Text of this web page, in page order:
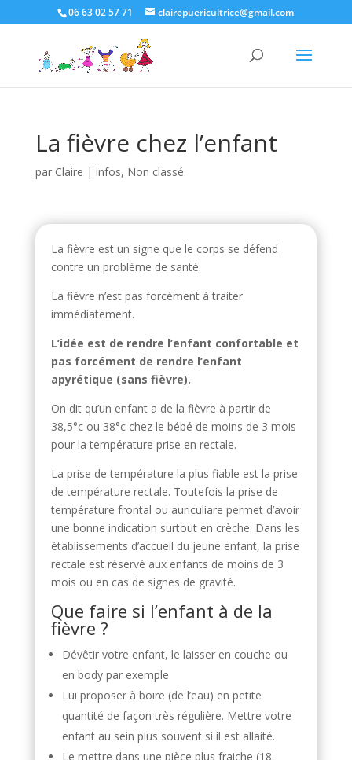
06 63 02 57 71 clairepuericultrice@gmail.com
La fièvre chez l’enfant
par Claire | infos, Non classé
La fièvre est un signe que le corps se défend
contre un problème de santé.
La fièvre n’est pas forcément à traiter
immédiatement.
L’idée est de rendre l’enfant confortable et
pas forcément de rendre l’enfant
apyrétique (sans fièvre).
On dit qu’un enfant a de la fièvre à partir de
38,5°c ou 38°c chez le bébé de moins de 3 mois
pour la température prise en rectale.
La prise de température la plus fiable est la prise
de température rectale. Toutefois la prise de
température frontal ou auriculiare permet d’avoir
une bonne indication surtout en crèche. Dans les
établissements d’accueil du jeune enfant, la prise
rectale est réservé aux enfants de moins de 3
mois ou en cas de signes de gravité.
Que faire si l’enfant à de la
fièvre ?
Dévêtir votre enfant, le laisser en couche ou
en body par exemple
Lui proposer à boire (de l’eau) en petite
quantité de façon très régulière. Mettre votre
enfant au sein plus souvent si il est allaité.
Le mettre dans une pièce plus fraiche (18-